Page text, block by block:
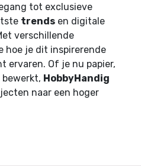
tot exclusieve
trends en digitale
verschillende
hoe je dit inspirerende
ervaren. Of je nu papier,
HobbyHandig
naar een hoger